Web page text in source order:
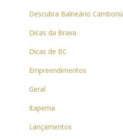
Descubra Balneário Camboriú
Dicas da Brava
Dicas de BC
Empreendimentos
Geral
Itapema
Lançamentos